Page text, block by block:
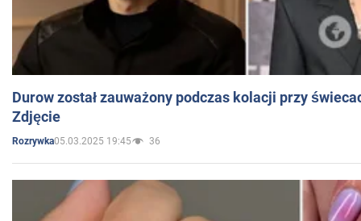
Durow został zauważony podczas kolacji przy
Zdjęcie
Rozrywka05.03.2025 19:45 36